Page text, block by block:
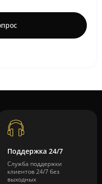
Поддержка 24/7
Служба поддержки
клиентов 24/7 без
выходных